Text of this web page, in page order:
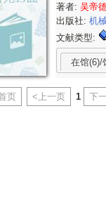
著者:吴帝
出版社:机
文献类型:
在馆(6)/
页 <上一页 1 下